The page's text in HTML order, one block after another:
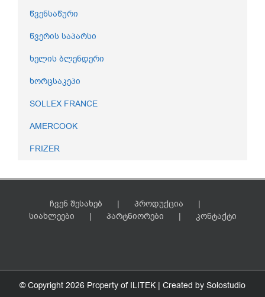
წვენსაწური
წვერის საპარსი
ხელის ბლენდერი
ხორცსაკეპი
SOLLEX FRANCE
AMERCOOK
FRIZER
ჩვენ შესახებ
პროდუქცია
სიახლეები
პარტნიორები კონტაქტი
© Copyright 2026 Property of ILITEK | Created by Solostudio